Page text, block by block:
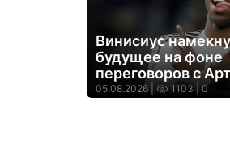
Винисиус
будущее на фоне
переговоров с
05.08.2026 | 1103 | 0